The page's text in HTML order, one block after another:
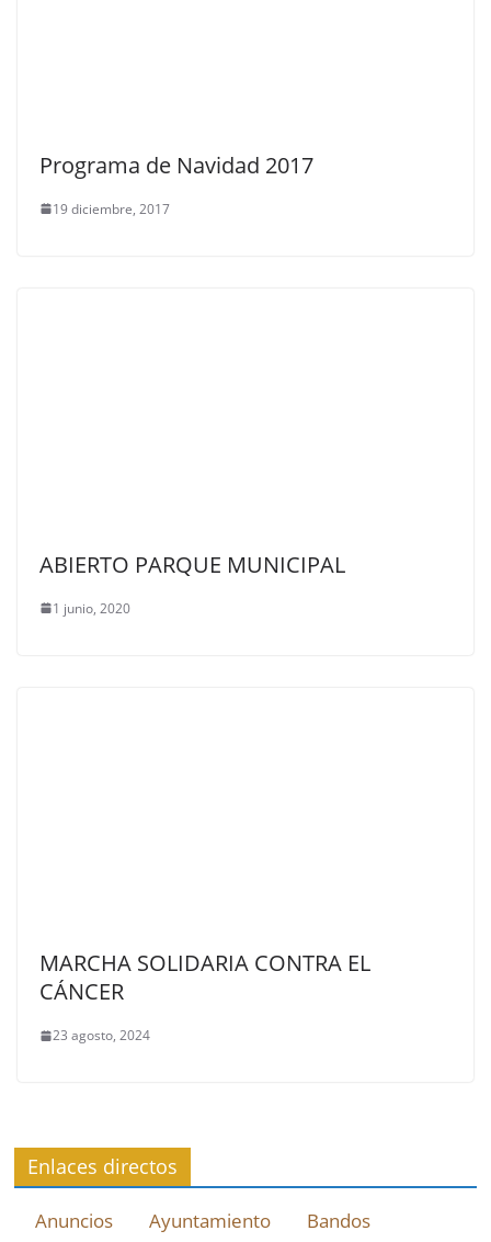
Programa de Navidad 2017
19 diciembre, 2017
ABIERTO PARQUE MUNICIPAL
1 junio, 2020
MARCHA SOLIDARIA CONTRA EL
CÁNCER
23 agosto, 2024
Enlaces directos
Anuncios Ayuntamiento
Bandos